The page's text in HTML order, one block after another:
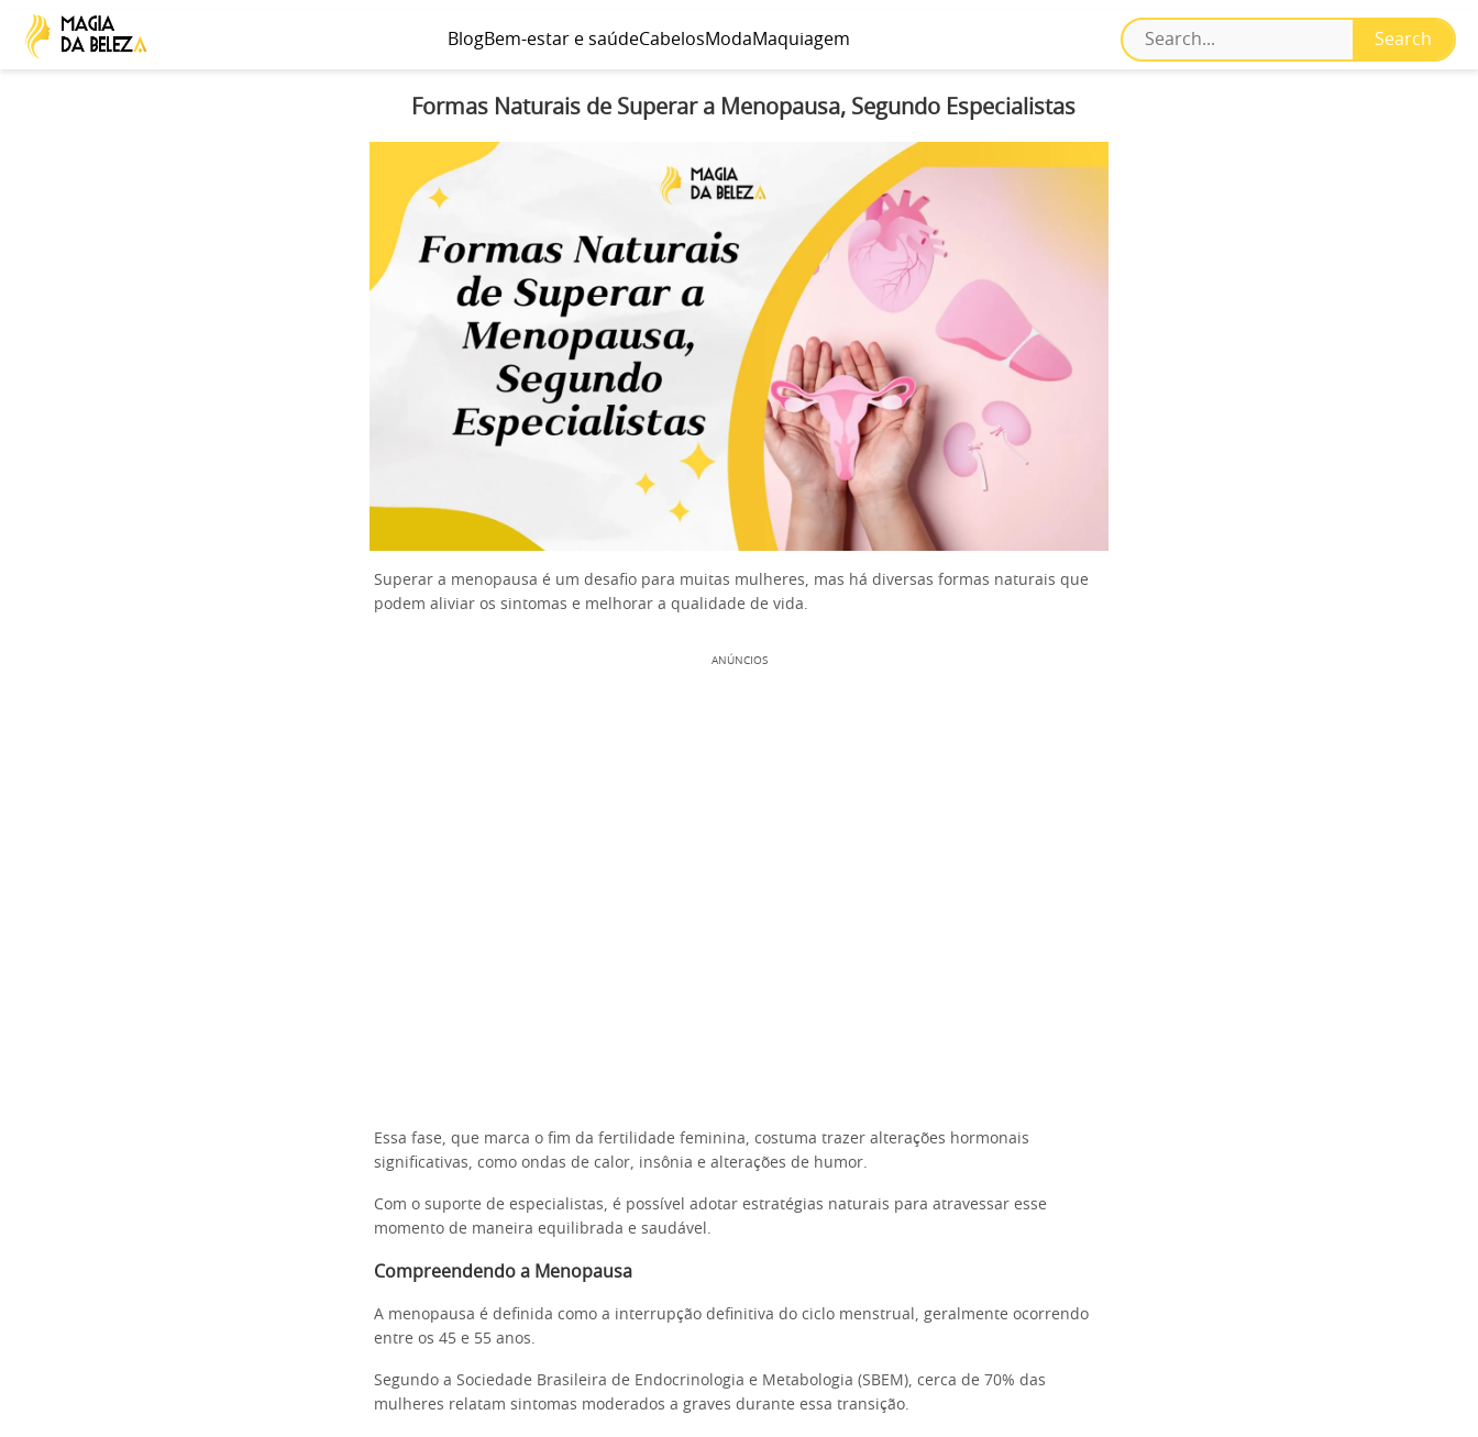
BlogBem-estar e saúdeCabelosModaMaquiagem
Formas Naturais de Superar a Menopausa, Segundo Especialistas
Superar a menopausa é um desafio para muitas mulheres, mas há diversas formas naturais que
podem aliviar os sintomas e melhorar a qualidade de vida.
ANÚNCIOS
Essa fase, que marca o fim da fertilidade feminina, costuma trazer alterações hormonais
significativas, como ondas de calor, insônia e alterações de humor.
Com o suporte de especialistas, é possível adotar estratégias naturais para atravessar esse
momento de maneira equilibrada e saudável.
Compreendendo a Menopausa
A menopausa é definida como a interrupção definitiva do ciclo menstrual, geralmente ocorrendo
entre os 45 e 55 anos.
Segundo a Sociedade Brasileira de Endocrinologia e Metabologia (SBEM), cerca de 70% das
mulheres relatam sintomas moderados a graves durante essa transição.